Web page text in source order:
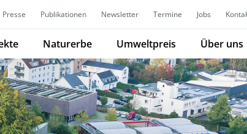
Presse Publikationen Newsletter Termine Jobs
Naturerbe Umweltpreis Über uns